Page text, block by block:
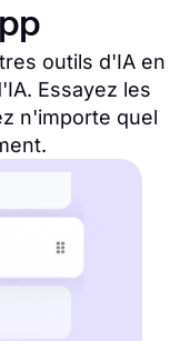
outils d'IA en
Essayez les
n'importe quel